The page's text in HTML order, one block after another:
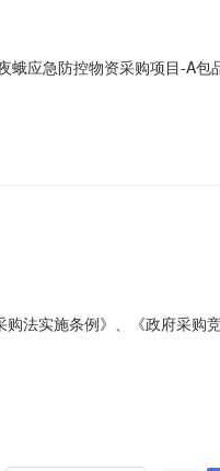
蛾应急防控物资采购项目-A包
响应文件开
法实施条例》、《政府采购
项目的竞标活动。一、项目概